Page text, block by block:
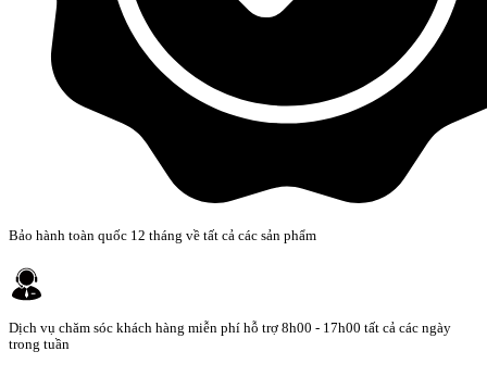
Bảo hành toàn quốc 12 tháng về tất cả các sản phẩm
Dịch vụ chăm sóc khách hàng miễn phí hỗ trợ 8h00 - 17h00 tất cả các ngày
trong tuần